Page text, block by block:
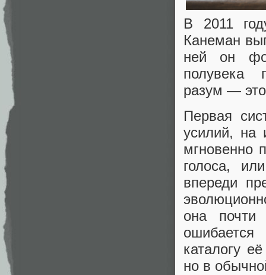
В 2011
Канеман
ней он
полувека
разум —
Первая
усилий, на
мгновенно
голоса,
впереди
она
каталогу
но в